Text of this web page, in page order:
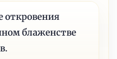
откровения
блаженстве